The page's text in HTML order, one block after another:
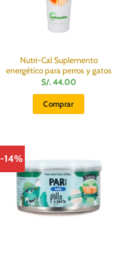
Nutri-Cal Suplemento
energético para perros y gatos
S/.44.00
Comprar
-14%